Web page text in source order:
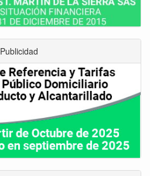
Publicidad